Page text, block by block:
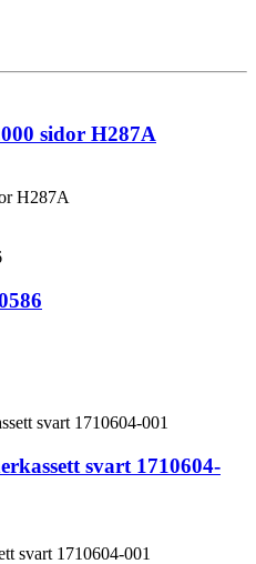
sidor H287A
H287A
svart 1710604-
svart 1710604-001